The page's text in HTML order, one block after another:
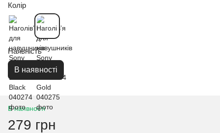
Колір
Наявність
В наявності
В наявності
279 грн